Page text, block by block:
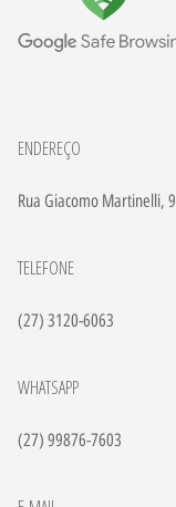
ENDEREÇO
Rua Giacomo Martinelli,
TELEFONE
(27) 3120-6063
WHATSAPP
(27) 99876-7603